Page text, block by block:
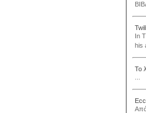
In
his
Το
Από